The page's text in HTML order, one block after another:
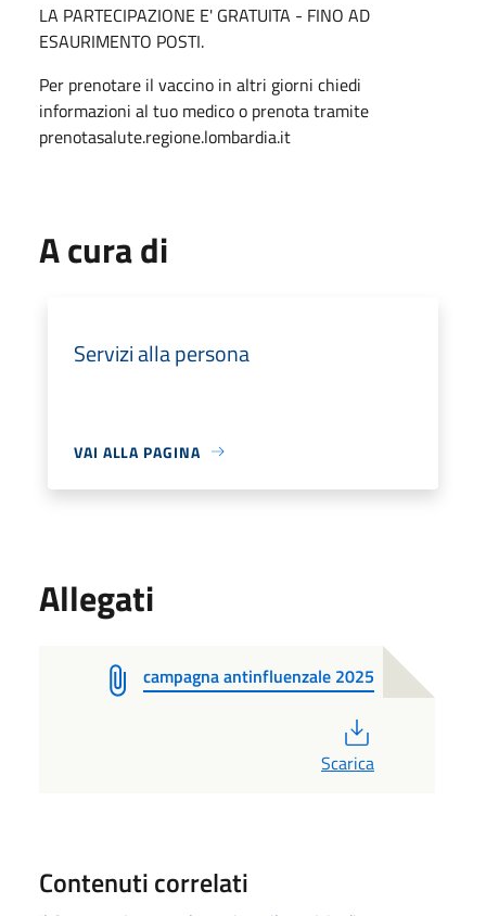
LA PARTECIPAZIONE E' GRATUITA - FINO AD
ESAURIMENTO POSTI.
Per prenotare il vaccino in altri giorni chiedi
informazioni al tuo medico o prenota tramite
prenotasalute.regione.lombardia.it
A cura di
Servizi alla persona
VAI ALLA PAGINA
Allegati
campagna antinfluenzale 2025
Scarica
Contenuti correlati